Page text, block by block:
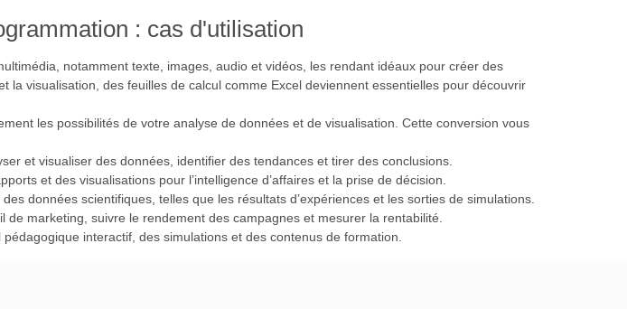
: cas d'utilisation
notamment texte, images, audio et vidéos, les rendant idéaux pour créer des
la visualisation, des feuilles de calcul comme Excel deviennent essentielles pour découvrir
les possibilités de votre analyse de données et de visualisation. Cette conversion vous
et visualiser des données, identifier des tendances et tirer des conclusions.
et des visualisations pour l’intelligence d’affaires et la prise de décision.
données scientifiques, telles que les résultats d’expériences et les sorties de simulations.
marketing, suivre le rendement des campagnes et mesurer la rentabilité.
interactif, des simulations et des contenus de formation.